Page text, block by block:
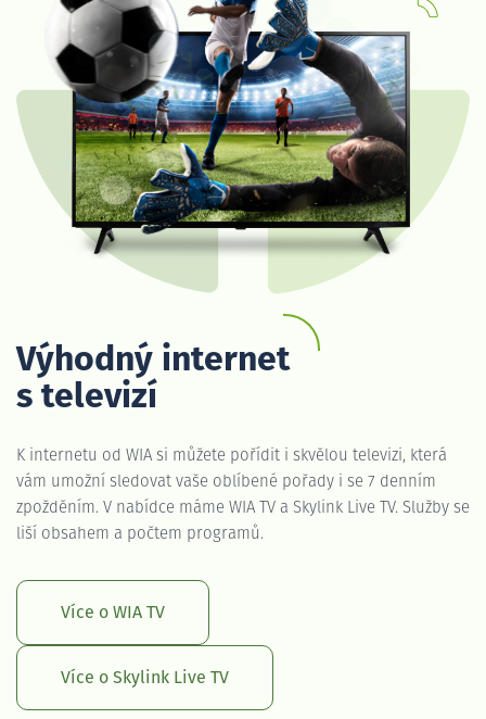
Výhodný internet
s televizí
K internetu od WIA si můžete pořídit i skvělou televizi, která
vám umožní sledovat vaše oblíbené pořady i se 7 denním
zpožděním. V nabídce máme WIA TV a Skylink Live TV. Služby se
liší obsahem a počtem programů.
Více o WIA TV
Více o Skylink Live TV